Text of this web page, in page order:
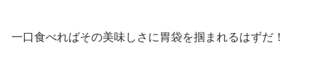
一口食べればその美味しさに胃袋を掴まれるはずだ！